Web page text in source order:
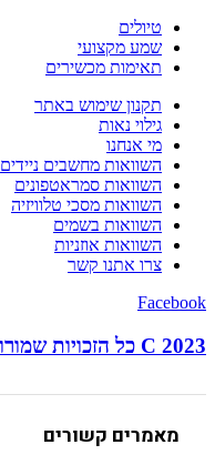
טיולים
שמע מקצועי
תאימות מכשירים
תקנון שימוש באתר
גילוי נאות
מי אנחנו
השוואות מחשבים ניידים
השוואות סמראטפונים
השוואות מסכי טלוויזיה
השוואות בשמים
השוואות אוזניות
צרו אתנו קשר
Facebook
C 2023 כל הזכויות שמורות לחברת בוסט מדיה
מאמרים קשורים